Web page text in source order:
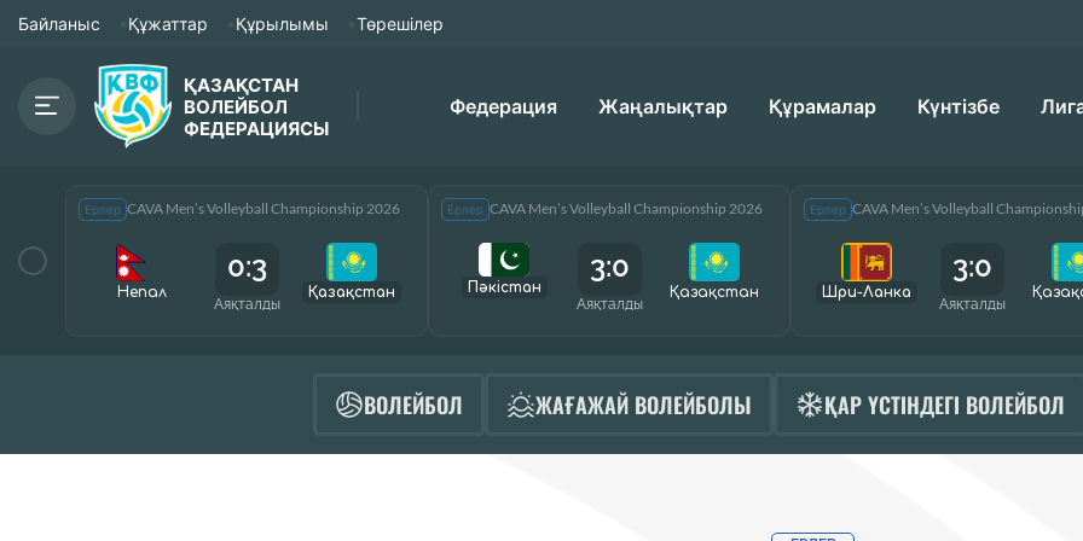
Байланыс Құжаттар Құрылымы Төрешілер
ҚАЗАҚСТАН
ВОЛЕЙБОЛ
ФЕДЕРАЦИЯСЫ
Федерация Жаңалықтар Құрамалар Күнтізбе
Ерлер CAVA Men’s Volleyball Championship 2026
Непал
0:3
Аяқталды
Қазақcтан
Ерлер CAVA Men’s Volleyball Championship 2026
Пәкістан
3:0
Аяқталды
Қазақcтан
Ерлер CAVA Men’s Volleyball
Шри-Ланка
3:0
Аяқталды
ВОЛЕЙБОЛ ЖАҒАЖАЙ ВОЛЕЙБОЛЫ ҚАР ҮСТІНДЕГІ ВОЛЕЙБОЛ